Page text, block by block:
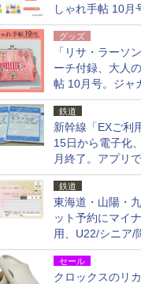
しゃれ手帖 10月
USBケーブルや
グッズ
「リサ・ラーソ
ーチ付録、大人
帖 10月号。ジャ
北欧猫デザイン
鉄道
新幹線「EXご利
15日から電子化
月終了。アプリ
も確認可能に
鉄道
東海道・山陽・
ット予約にマイ
用、U22/シニア/
を9月15日から発
セール
クロックスのリ